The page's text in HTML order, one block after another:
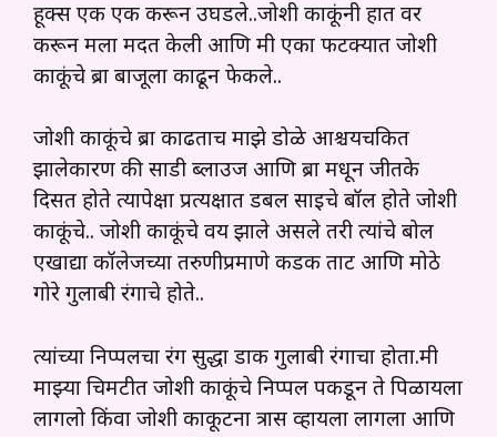
हूक्स एक एक करून उघडले..जोशी काकूंनी हात वर
करून मला मदत केली आणि मी एका फटक्यात जोशी
काकूंचे ब्रा बाजूला काढून फेकले..
जोशी काकूंचे ब्रा काढताच माझे डोळे आश्चर्यचकित
झालेकारण की साडी ब्लाउज आणि ब्रा मधून जीतके
दिसत होते त्यापेक्षा प्रत्यक्षात डबल साईचे बॉल होते जोशी
काकूंचे.. जोशी काकूंचे वय झाले असले तरी त्यांचे बोल
एखाद्या कॉलेजच्या तरुणीप्रमाणे कडक ताट आणि मोठे
गोरे गुलाबी रंगाचे होते..
त्यांच्या निप्पलचा रंग सुद्धा डार्क गुलाबी रंगाचा होता.मी
माझ्या चिमटीत जोशी काकूंचे निप्पल पकडून ते पिळायला
लागलो किंवा जोशी काकूटना त्रास व्हायला लागला आणि